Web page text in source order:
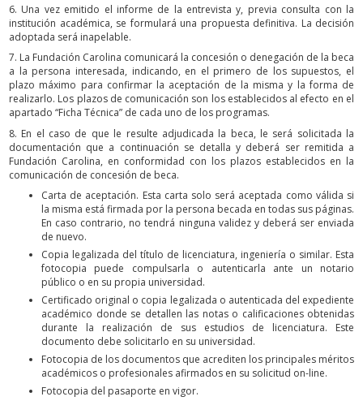
6. Una vez emitido el informe de la entrevista y, previa consulta con la
institución académica, se formulará una propuesta definitiva. La decisión
adoptada será inapelable.
7. La Fundación Carolina comunicará la concesión o denegación de la beca
a la persona interesada, indicando, en el primero de los supuestos, el
plazo máximo para confirmar la aceptación de la misma y la forma de
realizarlo. Los plazos de comunicación son los establecidos al efecto en el
apartado “Ficha Técnica” de cada uno de los programas.
8. En el caso de que le resulte adjudicada la beca, le será solicitada la
documentación que a continuación se detalla y deberá ser remitida a
Fundación Carolina, en conformidad con los plazos establecidos en la
comunicación de concesión de beca.
Carta de aceptación. Esta carta solo será aceptada como válida si
la misma está firmada por la persona becada en todas sus páginas.
En caso contrario, no tendrá ninguna validez y deberá ser enviada
de nuevo.
Copia legalizada del título de licenciatura, ingeniería o similar. Esta
fotocopia puede compulsarla o autenticarla ante un notario
público o en su propia universidad.
Certificado original o copia legalizada o autenticada del expediente
académico donde se detallen las notas o calificaciones obtenidas
durante la realización de sus estudios de licenciatura. Este
documento debe solicitarlo en su universidad.
Fotocopia de los documentos que acrediten los principales méritos
académicos o profesionales afirmados en su solicitud on-line.
Fotocopia del pasaporte en vigor.